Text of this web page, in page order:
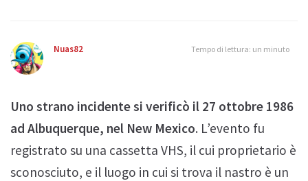
Nuas82 Tempo di lettura: un minuto
Uno strano incidente si verificò il 27 ottobre 1986
ad Albuquerque, nel New Mexico. L’evento fu
registrato su una cassetta VHS, il cui proprietario è
sconosciuto, e il luogo in cui si trova il nastro è un